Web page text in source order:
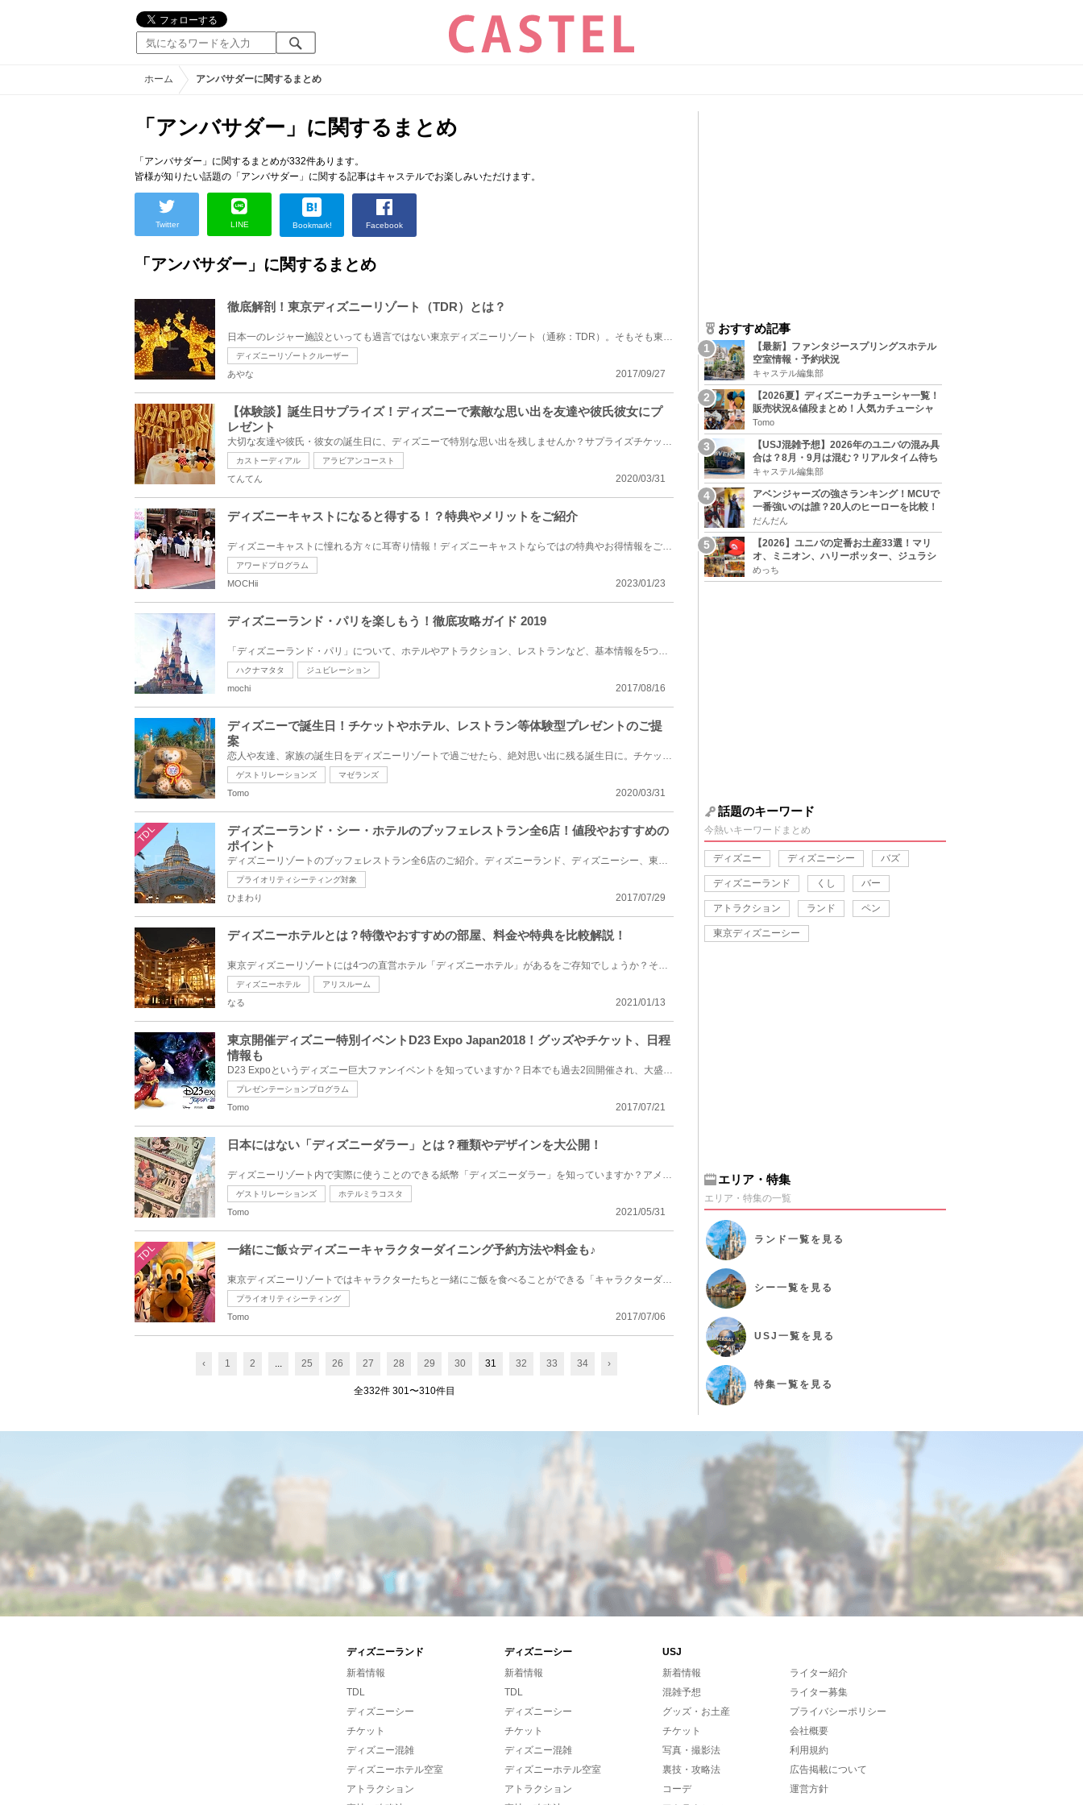
ホーム アンバサダーに関するまとめ
「アンバサダー」に関するまとめ
「アンバサダー」に関するまとめが332件あります。
皆様が知りたい話題の「アンバサダー」に関する記事はキャステルでお楽しみいただけます。
Twitter LINE Bookmark! Facebook
「アンバサダー」に関するまとめ
徹底解剖！東京ディズニーリゾート（TDR）とは？
日本一のレジャー施設といっても過言ではない東京ディズニーリゾート（通称：TDR）。そもそも東京ディズ...
ディズニーリゾートクルーザー
2017/09/27
あやな
【体験談】誕生日サプライズ！ディズニーで素敵な思い出を友達や彼氏彼女にプ
レゼント
大切な友達や彼氏・彼女の誕生日に、ディズニーで特別な思い出を残しませんか？サプライズチケットの渡...
カストーディアル アラビアンコースト
2020/03/31
てんてん
ディズニーキャストになると得する！？特典やメリットをご紹介
ディズニーキャストに憧れる方々に耳寄り情報！ディズニーキャストならではの特典やお得情報をご紹介し...
アワードプログラム
2023/01/23
MOCHii
ディズニーランド・パリを楽しもう！徹底攻略ガイド 2019
「ディズニーランド・パリ」について、ホテルやアトラクション、レストランなど、基本情報を5つの項目に...
ハクナマタタ ジュビレーション
2017/08/16
mochi
ディズニーで誕生日！チケットやホテル、レストラン等体験型プレゼントのご提
案
恋人や友達、家族の誕生日をディズニーリゾートで過ごせたら、絶対思い出に残る誕生日に。チケットのプ...
ゲストリレーションズ マゼランズ
2020/03/31
Tomo
TDL
ディズニーランド・シー・ホテルのブッフェレストラン全6店！値段やおすすめの
ポイント
ディズニーリゾートのブッフェレストラン全6店のご紹介。ディズニーランド、ディズニーシー、東京ディズ...
プライオリティシーティング対象
2017/07/29
ひまわり
ディズニーホテルとは？特徴やおすすめの部屋、料金や特典を比較解説！
東京ディズニーリゾートには4つの直営ホテル「ディズニーホテル」があるをご存知でしょうか？その中でも...
ディズニーホテル アリスルーム
2021/01/13
なる
東京開催ディズニー特別イベントD23 Expo Japan2018！グッズやチケット、日程
情報も
D23 Expoというディズニー巨大ファンイベントを知っていますか？日本でも過去2回開催され、大盛況のうち...
プレゼンテーションプログラム
2017/07/21
Tomo
日本にはない「ディズニーダラー」とは？種類やデザインを大公開！
ディズニーリゾート内で実際に使うことのできる紙幣「ディズニーダラー」を知っていますか？アメリカの...
ゲストリレーションズ ホテルミラコスタ
2021/05/31
Tomo
TDL 一緒にご飯☆ディズニーキャラクターダイニング予約方法や料金も♪
東京ディズニーリゾートではキャラクターたちと一緒にご飯を食べることができる「キャラクターダイニン...
プライオリティシーティング
2017/07/06
Tomo
‹ 1 2 ... 25 26 27 28 29 30 31 32 33 34 ›
全332件 301〜310件目
おすすめ記事
【最新】ファンタジースプリングスホテル
空室情報・予約状況
キャステル編集部
【2026夏】ディズニーカチューシャ一覧！
販売状況&値段まとめ！人気カチューシャ
をチェック
Tomo
【USJ混雑予想】2026年のユニバの混み具
合は？8月・9月は混む？リアルタイム待ち
時間アプリも
キャステル編集部
アベンジャーズの強さランキング！MCUで
一番強いのは誰？20人のヒーローを比較！
だんだん
【2026】ユニバの定番お土産33選！マリ
オ、ミニオン、ハリーポッター、ジュラシ
ックパーク、セサミ、SINGなどのグッズ情
報
めっち
話題のキーワード
今熱いキーワードまとめ
ディズニー ディズニーシー バズ
ディズニーランド くし バー
アトラクション ランド ペン
東京ディズニーシー
エリア・特集
エリア・特集の一覧
ランド 一覧を見る
シー一覧を見る
USJ 一覧を見る
特集一覧を見る
ディズニーランド ディズニーシー
USJ
新着情報
TDL
ディズニーシー
チケット
ディズニー混雑
ディズニーホテル空室
アトラクション
新着情報
TDL
ディズニーシー
チケット
ディズニー混雑
ディズニーホテル空室
アトラクション
新着情報
混雑予想
グッズ・お土産
チケット
写真・撮影法
裏技・攻略法
コーデ
ライター紹介
ライター募集
プライバシーポリシー
会社概要
利用規約
広告掲載について
運営方針